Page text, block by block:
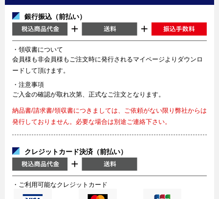
銀行振込（前払い）
・領収書について
会員様も非会員様もご注文時に発行されるマイページよりダウンロ
ードして頂けます。
・注意事項
ご入金の確認が取れ次第、正式なご注文となります。
納品書/請求書/領収書につきましては、ご依頼がない限り弊社からは
発行しておりません。必要な場合は別途ご連絡下さい。
クレジットカード決済（前払い）
・ご利用可能なクレジットカード